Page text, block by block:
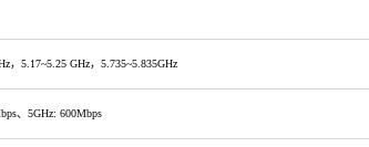
，5.17~5.25 GHz，5.735~5.835GHz
、5GHz: 600Mbps